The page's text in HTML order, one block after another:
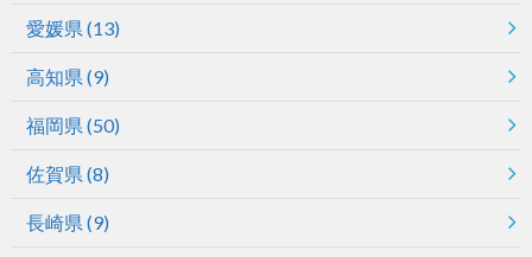
愛媛県 (13)
高知県 (9)
福岡県 (50)
佐賀県 (8)
長崎県 (9)